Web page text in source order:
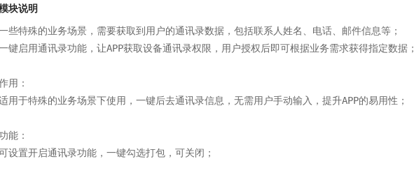
块说明
些特殊的业务场景，需要获取到用户的通讯录数据，包括联系人姓名、电话、邮件信息等；
键启用通讯录功能，让APP获取设备通讯录权限，用户授权后即可根据业务需求获得指定数据；
用：
用于特殊的业务场景下使用，一键后去通讯录信息，无需用户手动输入，提升APP的易用性；
能：
设置开启通讯录功能，一键勾选打包，可关闭；